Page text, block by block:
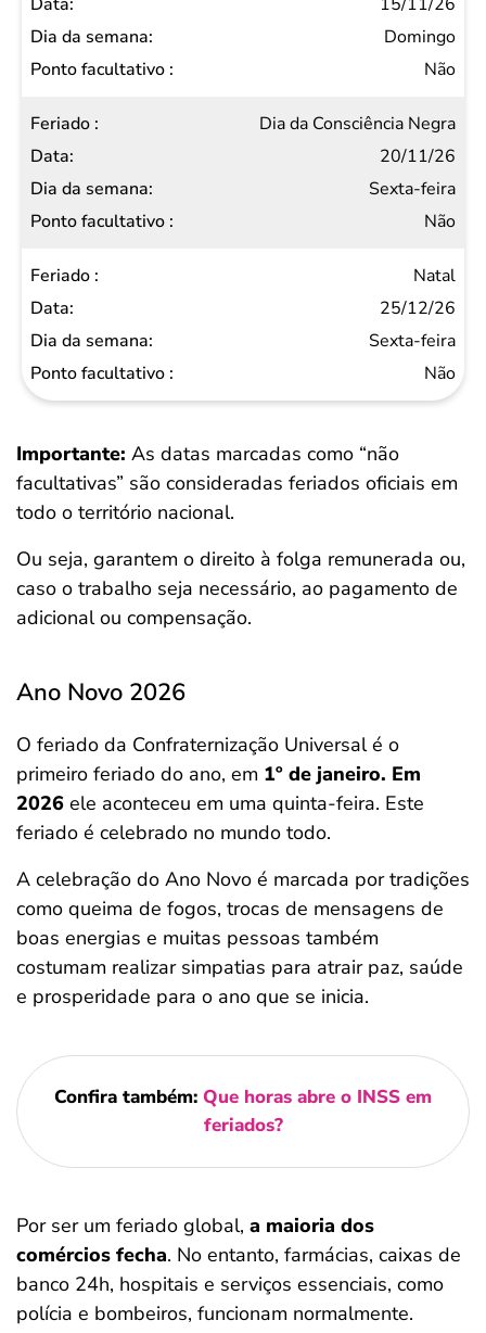
Domingo
Não
Dia da Consciência Negra
20/11/26
Sexta-feira
Não
Natal
25/12/26
Sexta-feira
Não
Importante: As datas marcadas como “não
facultativas” são consideradas feriados oficiais em
todo o território nacional.
Ou seja, garantem o direito à folga remunerada ou,
caso o trabalho seja necessário, ao pagamento de
adicional ou compensação.
Ano Novo 2026
O feriado da Confraternização Universal é o
primeiro feriado do ano, em 1º de janeiro. Em
2026 ele aconteceu em uma quinta-feira. Este
feriado é celebrado no mundo todo.
A celebração do Ano Novo é marcada por tradições
como queima de fogos, trocas de mensagens de
boas energias e muitas pessoas também
costumam realizar simpatias para atrair paz, saúde
e prosperidade para o ano que se inicia.
Confira também: Que horas abre o INSS em
feriados?
Por ser um feriado global, a maioria dos
comércios fecha. No entanto, farmácias, caixas de
banco 24h, hospitais e serviços essenciais, como
polícia e bombeiros, funcionam normalmente.